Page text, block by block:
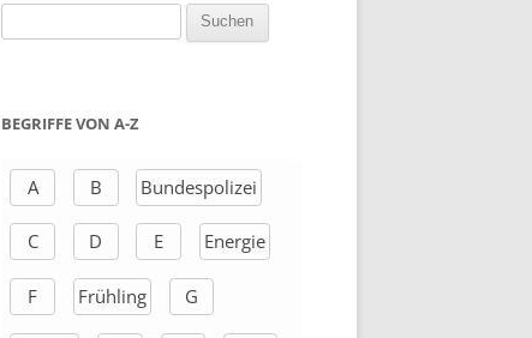
h
h
BEGRIFFE VON A-Z
A B Bundespolizei
C D E Energie
F Frühling G